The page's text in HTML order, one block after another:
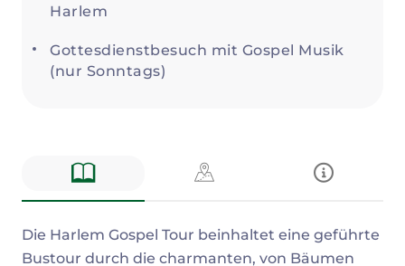
Harlem
Gottesdienstbesuch mit Gospel Musik
(nur Sonntags)
Beschreibung
Die Harlem Gospel Tour beinhaltet eine geführte
Bustour durch die charmanten, von Bäumen